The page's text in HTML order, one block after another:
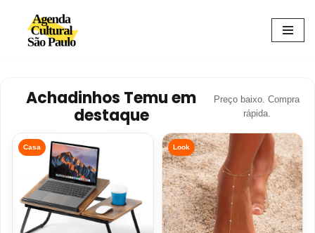
Avançar
Achadinhos Temu em
destaque
Preço baixo. Compra
rápida.
Casa Look